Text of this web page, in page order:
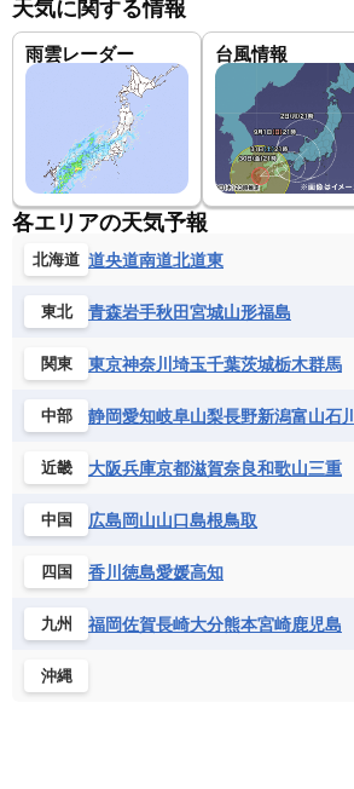
天気に関する情報
雨雲レーダー 台風情報
各エリアの天気予報
北海道 道央道南道北道東
東北 青森岩手秋田宮城山形福島
関東 東京神奈川 埼玉千葉茨城栃木群馬
中部 静岡愛知岐阜山梨長野新潟富山石川
近畿 大阪兵庫京都滋賀奈良和歌山三重
中国 広島岡山山口島根鳥取
四国 香川 徳島愛媛高知
九州 福岡佐賀長崎大分熊本宮崎鹿児島
沖縄